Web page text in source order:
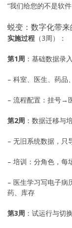
“我们给您的不是软件
蜕变：数字化带
实施过程 （3周）：
第1周 ：基础数据录入
– 科室、医生、药品
– 流程配置：挂号→
第2周 ：数据迁移与
– 无旧系统数据，只
– 培训：分角色，每
– 医生学习写电子病
药、库存
第3周 ：试运行与切换